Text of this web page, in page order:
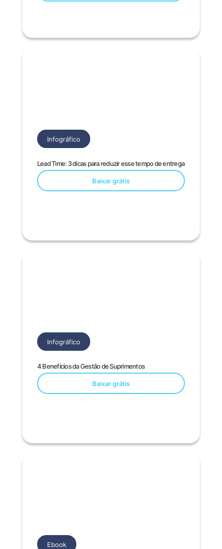
Lead Time: 3 dicas para reduzir esse tempo de entrega
Baixar grátis
Infográfico
4 Benefícios da Gestão de Suprimentos
Baixar grátis
Infográfico
Ebook